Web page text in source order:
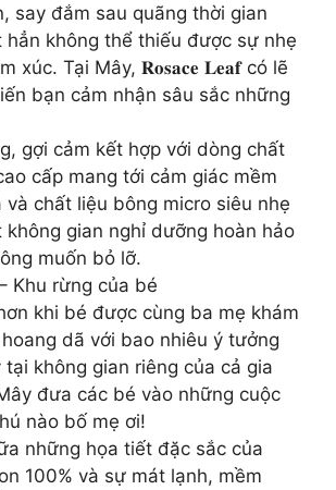
say đắm sau quãng thời gian
hẳn không thể thiếu được sự nhẹ
xúc. Tại Mây, 𝐑𝐨𝐬𝐚𝐜𝐞 𝐋𝐞𝐚𝐟 có lẽ
bạn cảm nhận sâu sắc những
gợi cảm kết hợp với dòng chất
cấp mang tới cảm giác mềm
và chất liệu bông micro siêu nhẹ
không gian nghỉ dưỡng hoàn hảo
muốn bỏ lỡ.
Khu rừng của bé
khi bé được cùng ba mẹ khám
dã với bao nhiêu ý tưởng
không gian riêng của cả gia
đưa các bé vào những cuộc
nào bố mẹ ơi!
những họa tiết đặc sắc của
100% và sự mát lạnh, mềm